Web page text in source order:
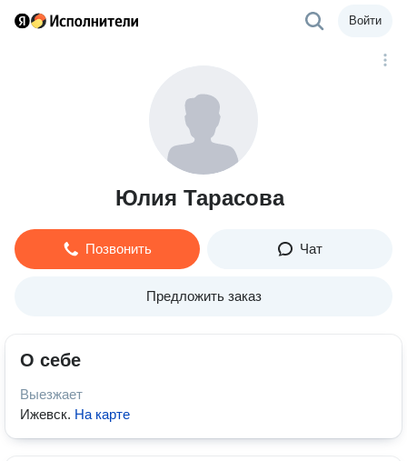
Войти
Юлия Тарасова
Позвонить Чат
Предложить заказ
О себе
Выезжает
Ижевск. На карте